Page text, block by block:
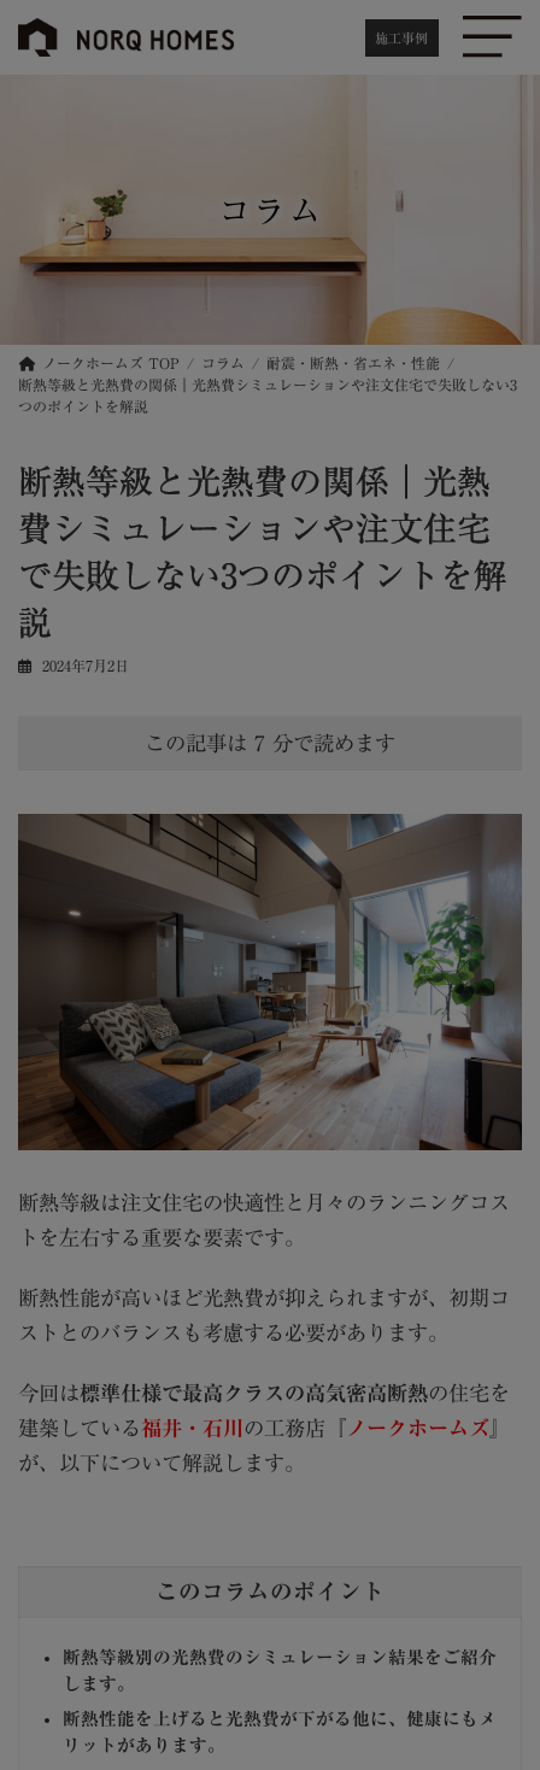
施工事例
コラム
ノークホームズ TOP コラム
耐震・断熱・省エネ・性能
断熱等級と光熱費の関係｜光熱費シミュレーションや注文住宅で失敗しない3
つのポイントを解説
断熱等級と光熱費の関係｜光熱
費シミュレーションや注文住宅
で失敗しない3つのポイントを解
説
2024年7月2日
この記事は 7 分で読めます
断熱等級は注文住宅の快適性と月々のランニングコス
トを左右する重要な要素です。
断熱性能が高いほど光熱費が抑えられますが、初期コ
ストとのバランスも考慮する必要があります。
今回は標準仕様で最高クラスの高気密高断熱の住宅を
建築している 福井・石川 の工務店『 ノークホームズ
が、以下について解説します。
このコラムのポイント
断熱等級別の光熱費のシミュレーション結果をご紹介
します。
断熱性能を上げると光熱費が下がる他に、健康にもメ
リットがあります。